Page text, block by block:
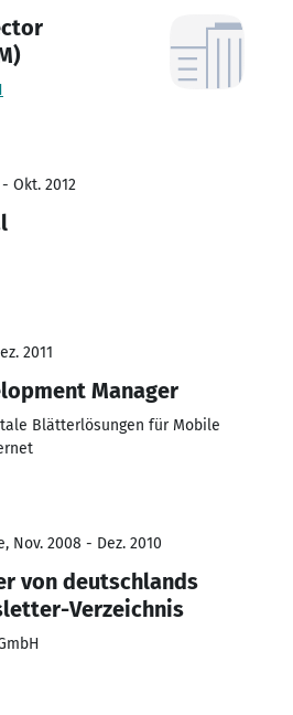
Okt. 2012
2011
Manager
Blätterlösungen für Mobile
Nov. 2008 - Dez. 2010
von deutschlands
Verzeichnis